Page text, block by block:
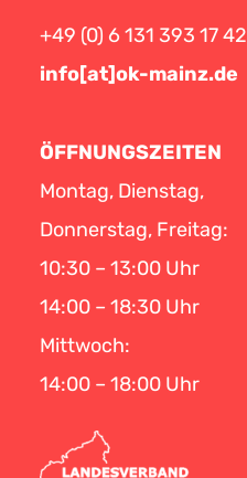
+49 (0) 6 131 393 17 42
info[at]ok-mainz.de
ÖFFNUNGSZEITEN
Montag, Dienstag,
Donnerstag, Freitag:
10:30 – 13:00 Uhr
14:00 – 18:30 Uhr
Mittwoch:
14:00 – 18:00 Uhr